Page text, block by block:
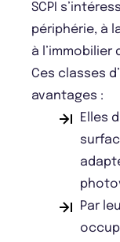
SCPI
périphérie, à
à
Ces classes
avantages :
Elles
Par